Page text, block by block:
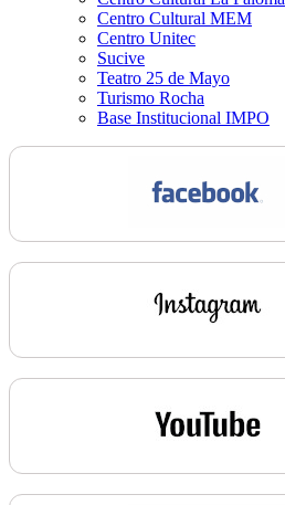
Centro Cultural MEM
Centro Unitec
Sucive
Teatro 25 de Mayo
Turismo Rocha
Base Institucional IMPO